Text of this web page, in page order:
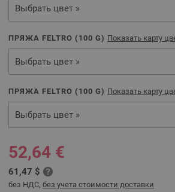
Выбрать цвет »
ПРЯЖА FELTRO ( 100 G) Показать карту
Выбрать цвет »
ПРЯЖА FELTRO ( 100 G) Показать карту
Выбрать цвет »
52,64 €
61,47 $
без НДС, без учета стоимости доставки